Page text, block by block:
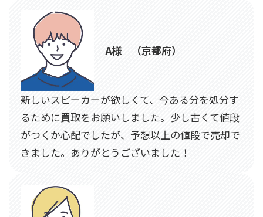
A様 （京都府）
新しいスピーカーが欲しくて、今ある分を処分す
るために買取をお願いしました。少し古くて値段
がつくか心配でしたが、予想以上の値段で売却で
きました。ありがとうございました！